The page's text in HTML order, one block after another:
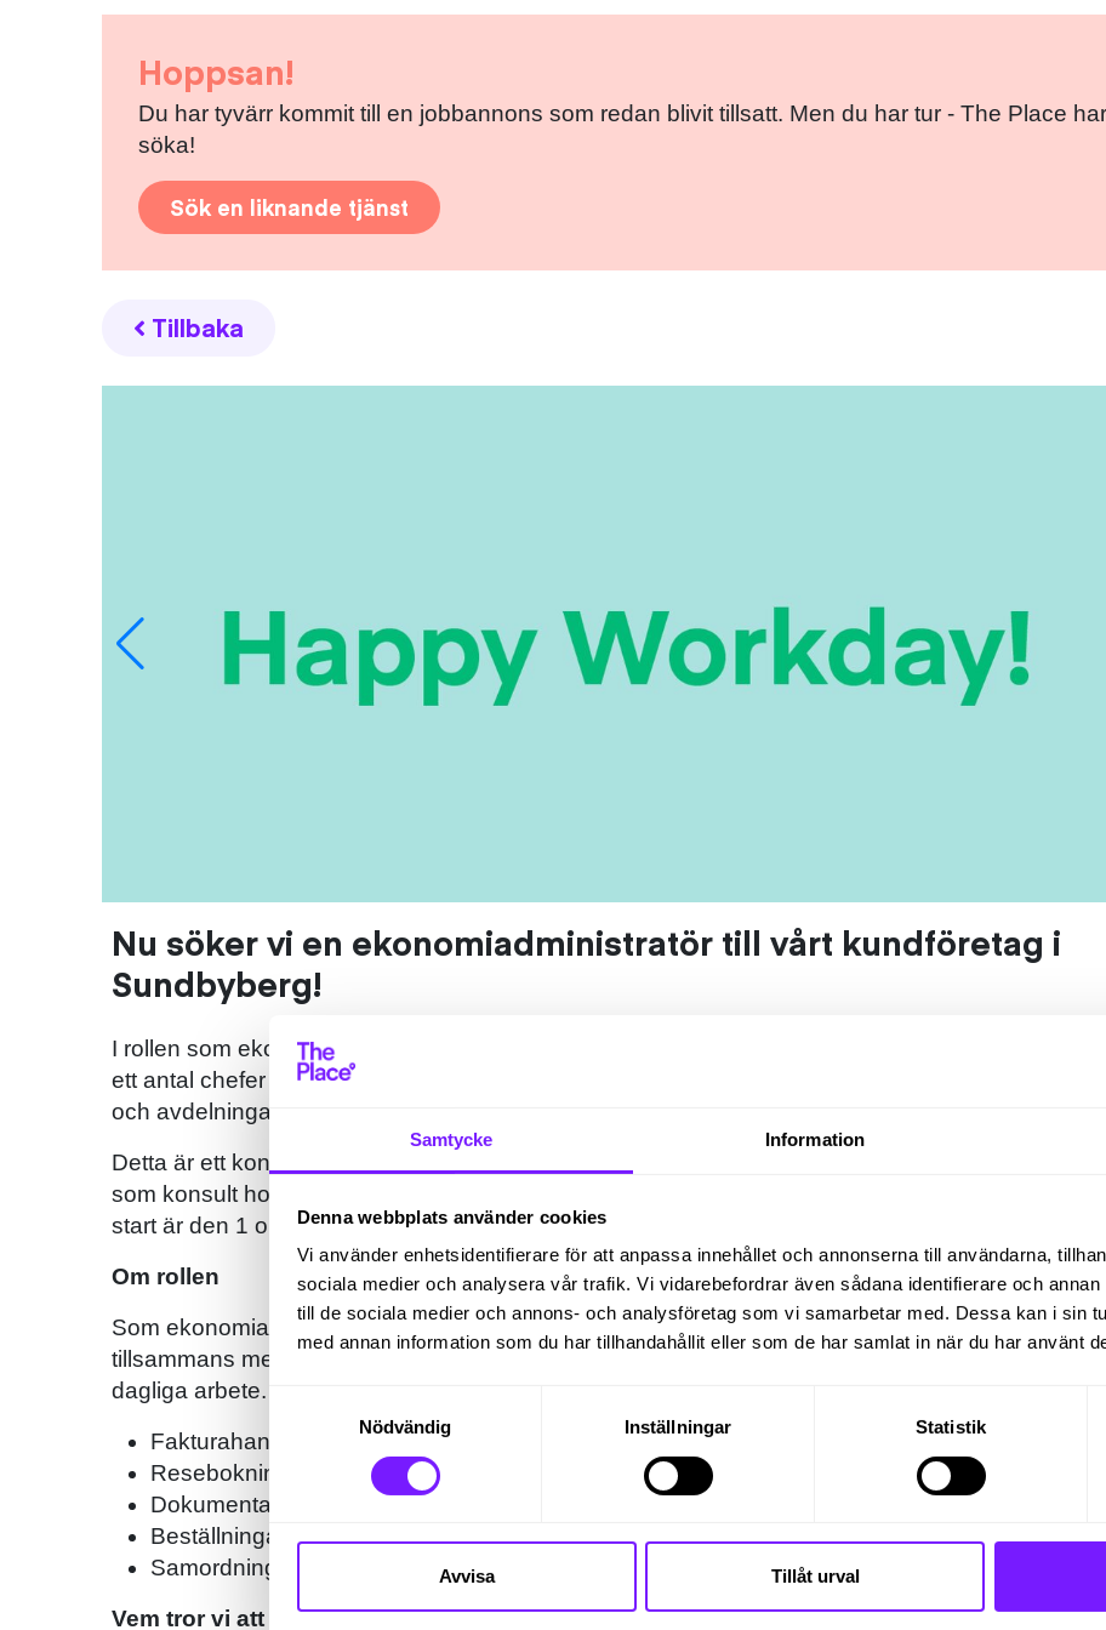
Samtycke Information
Denna webbplats använder cookies
Vi använder enhetsidentifierare för att anpassa innehållet och annonserna till användarna,
sociala medier och analysera vår trafik. Vi vidarebefordrar även sådana identifierare och
till de sociala medier och annons- och analysföretag som vi samarbetar med. Dessa kan i sin
med annan information som du har tillhandahållit eller som de har samlat in när du har använt
Nödvändig
Inställningar Statistik
Avvisa Tillåt urval
Hoppsan!
Du har tyvärr kommit till en jobbannons som redan blivit tillsatt. Men du har tur - The Place
söka!
Sök en liknande tjänst
Tillbaka
Nu söker vi en ekonomiadministratör till vårt kundföretag i
Sundbyberg!
I rollen som ekonomiadministratör kan du förvänta dig en varierad arbetsdag där du kommer
ett antal chefer med ekonomiadministrativa uppgifter. Du kommer att arbeta tvärsöver olika
och avdelningar, vilket ger dig en bred insikt och ett dynamiskt arbetsklimat.
Detta är ett konsultuppdrag på heltid under minst 2 år. Du anställs av oss på The Place och
som konsult hos vårt kundföretag med möjlighet att arbeta på distans 1-2 dagar per vecka.
start är den 1 oktober 2024 och uppdraget pågår till den 30 september 2026.
Om rollen
Som ekonomiadministratör kommer du att självständigt, och med stort eget ansvar, arbeta
tillsammans med avdelningens, sektionens och enheternas chefer för att avlasta dem i deras
dagliga arbete. Dina huvudsakliga arbetsuppgifter inkluderar:
Fakturahantering
Resebokningar
Dokumentation, uppföljning och rapportering av enheternas verksamhet
Beställningar av olika slag
Samordning av frågor för avdelningen vid behov, t.ex. sammanställningar
Vem tror vi att du är